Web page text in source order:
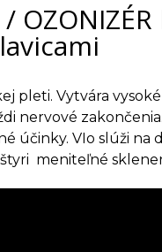
pleti. Vytvára
nervové
účinky. VIo slúži
meniteľné